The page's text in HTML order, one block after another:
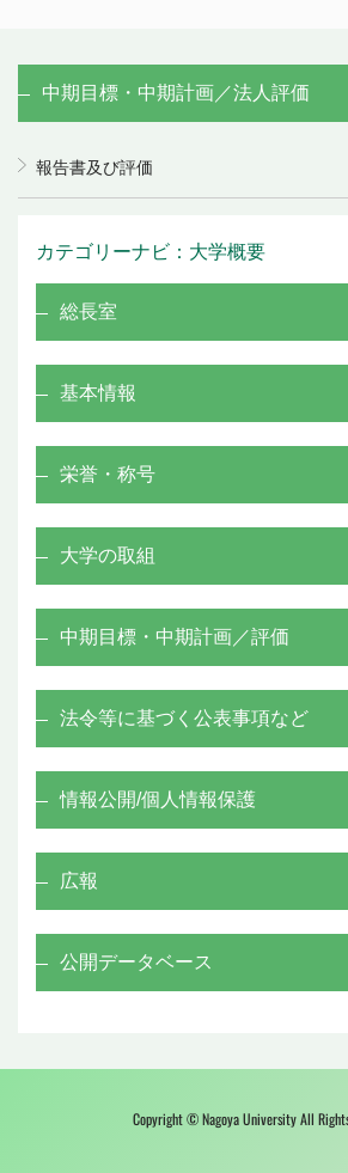
中期目標・中期計画／法人評価
報告書及び評価
カテゴリーナビ：大学概要
総長室
基本情報
栄誉・称号
大学の取組
中期目標・中期計画／評価
法令等に基づく公表事項など
情報公開/個人情報保護
広報
公開データベース
Copyright © Nagoya University All